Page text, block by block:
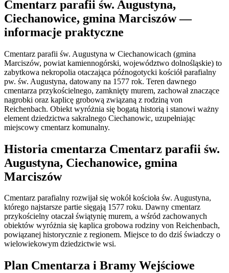
Cmentarz parafii św. Augustyna,
Ciechanowice, gmina Marciszów —
informacje praktyczne
Cmentarz parafii św. Augustyna w Ciechanowicach (gmina
Marciszów, powiat kamiennogórski, województwo dolnośląskie) to
zabytkowa nekropolia otaczająca późnogotycki kościół parafialny
pw. św. Augustyna, datowany na 1577 rok. Teren dawnego
cmentarza przykościelnego, zamknięty murem, zachował znaczące
nagrobki oraz kaplicę grobową związaną z rodziną von
Reichenbach. Obiekt wyróżnia się bogatą historią i stanowi ważny
element dziedzictwa sakralnego Ciechanowic, uzupełniając
miejscowy cmentarz komunalny.
Historia cmentarza Cmentarz parafii św.
Augustyna, Ciechanowice, gmina
Marciszów
Cmentarz parafialny rozwijał się wokół kościoła św. Augustyna,
którego najstarsze partie sięgają 1577 roku. Dawny cmentarz
przykościelny otaczał świątynię murem, a wśród zachowanych
obiektów wyróżnia się kaplica grobowa rodziny von Reichenbach,
powiązanej historycznie z regionem. Miejsce to do dziś świadczy o
wielowiekowym dziedzictwie wsi.
Plan Cmentarza i Bramy Wejściowe